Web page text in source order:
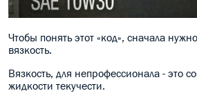
Чтобы понять этот «код», сначала
вязкость.
Вязкость, для непрофессионала - это
жидкости текучести.